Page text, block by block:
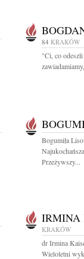
84 KRAKÓW
"Ci, co
Bogumiła
Przeżywszy...
IRMINA
KRAKÓW
dr Irmina
Wieloletni